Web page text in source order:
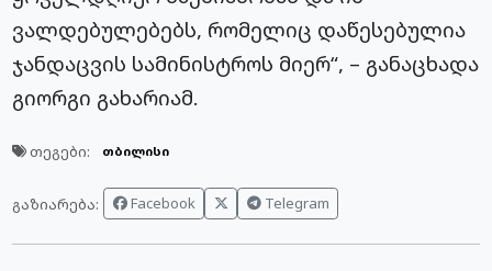
ვალდებულებებს, რომელიც დაწესებულია
ჯანდაცვის სამინისტროს მიერ“, – განაცხადა
გიორგი გახარიამ.
თეგები: თბილისი
გაზიარება: Facebook Telegram